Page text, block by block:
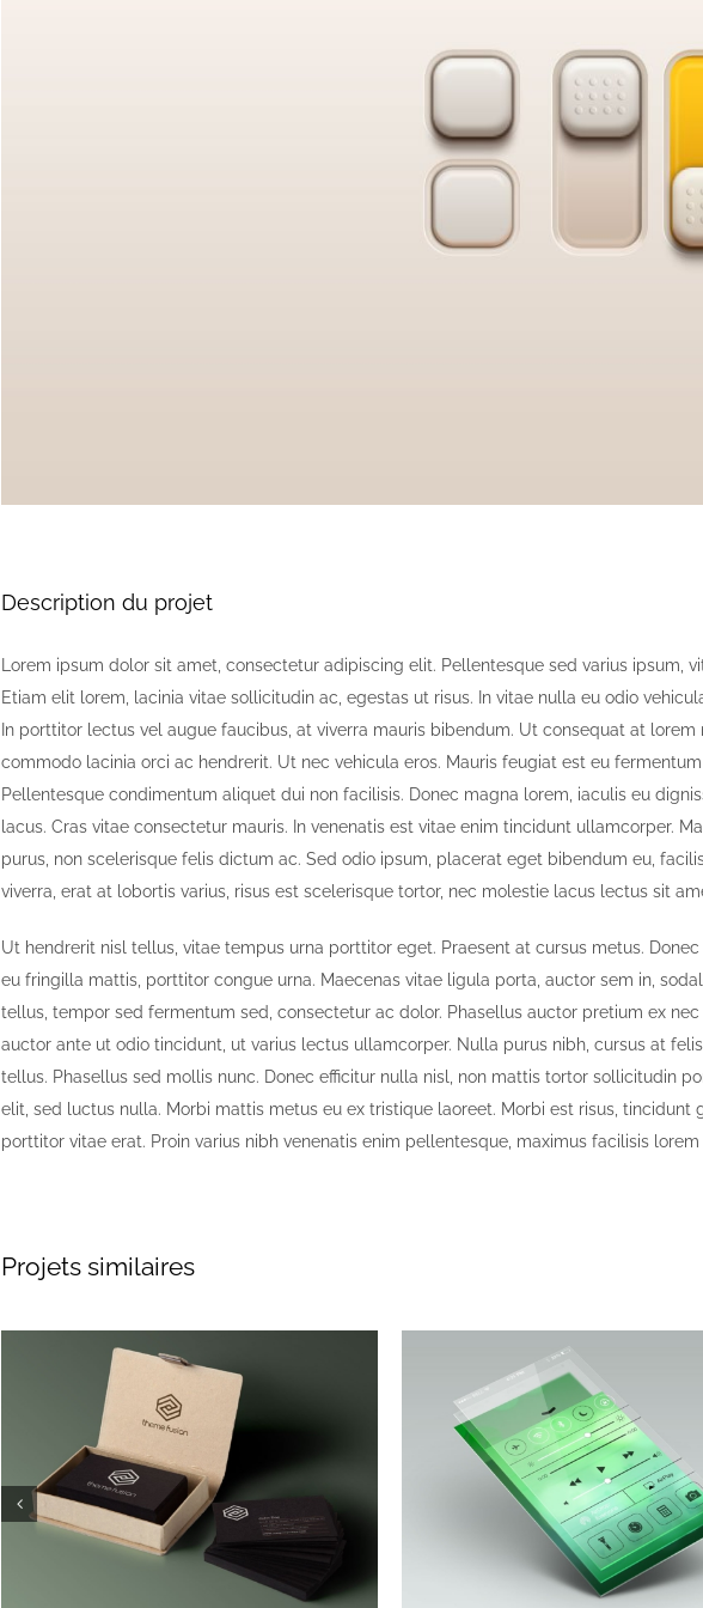
Description du projet
Lorem ipsum dolor sit amet, consectetur adipiscing elit. Pellentesque sed varius ipsum,
Etiam elit lorem, lacinia vitae sollicitudin ac, egestas ut risus. In vitae nulla eu odio
In porttitor lectus vel augue faucibus, at viverra mauris bibendum. Ut consequat at lorem
commodo lacinia orci ac hendrerit. Ut nec vehicula eros. Mauris feugiat est eu
Pellentesque condimentum aliquet dui non facilisis. Donec magna lorem, iaculis eu
lacus. Cras vitae consectetur mauris. In venenatis est vitae enim tincidunt ullamcorper.
purus, non scelerisque felis dictum ac. Sed odio ipsum, placerat eget bibendum eu,
viverra, erat at lobortis varius, risus est scelerisque tortor, nec molestie lacus lectus sit
Ut hendrerit nisl tellus, vitae tempus urna porttitor eget. Praesent at cursus metus.
eu fringilla mattis, porttitor congue urna. Maecenas vitae ligula porta, auctor sem in,
tellus, tempor sed fermentum sed, consectetur ac dolor. Phasellus auctor pretium ex nec
auctor ante ut odio tincidunt, ut varius lectus ullamcorper. Nulla purus nibh, cursus at
tellus. Phasellus sed mollis nunc. Donec efficitur nulla nisl, non mattis tortor sollicitudin
elit, sed luctus nulla. Morbi mattis metus eu ex tristique laoreet. Morbi est risus, tincidunt
porttitor vitae erat. Proin varius nibh venenatis enim pellentesque, maximus facilisis lorem
Projets similaires